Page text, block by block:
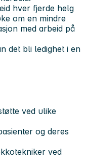
hver fjerde helg
om en mindre
med arbeid på
det bli ledighet i en
ved ulike
og deres
ved